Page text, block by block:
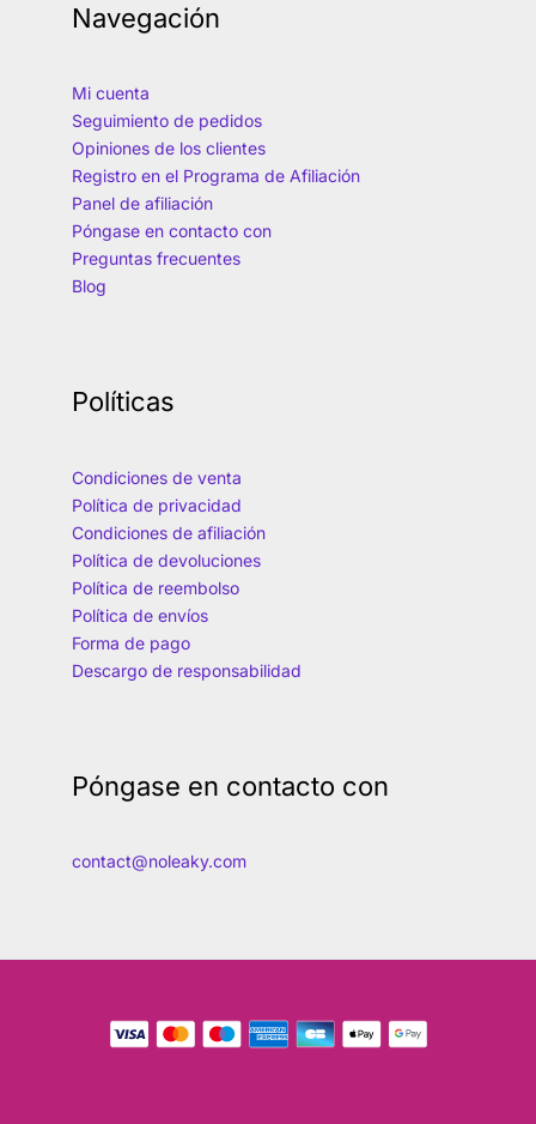
Navegación
Mi cuenta
Seguimiento de pedidos
Opiniones de los clientes
Registro en el Programa de Afiliación
Panel de afiliación
Póngase en contacto con
Preguntas frecuentes
Blog
Políticas
Condiciones de venta
Política de privacidad
Condiciones de afiliación
Política de devoluciones
Política de reembolso
Política de envíos
Forma de pago
Descargo de responsabilidad
Póngase en contacto con
contact@noleaky.com